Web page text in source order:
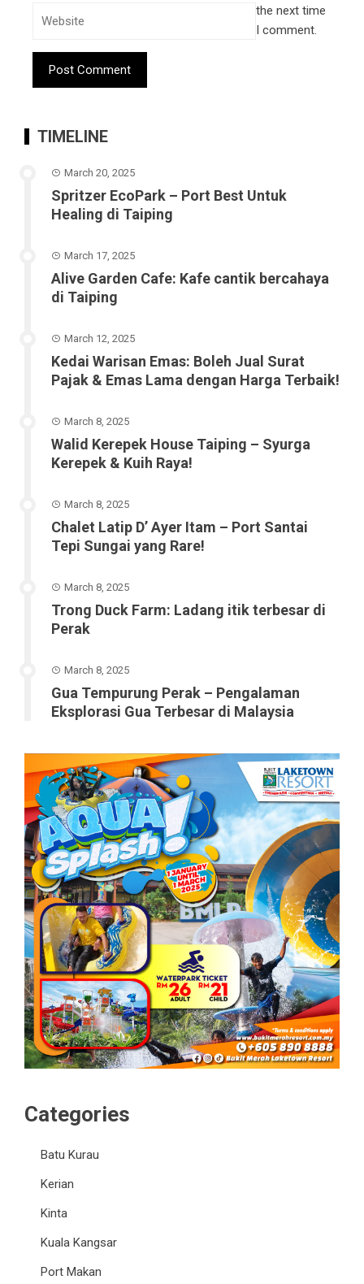
the next time
I comment.
TIMELINE
March 20, 2025
Spritzer EcoPark – Port Best Untuk
Healing di Taiping
March 17, 2025
Alive Garden Cafe: Kafe cantik bercahaya
di Taiping
March 12, 2025
Kedai Warisan Emas: Boleh Jual Surat
Pajak & Emas Lama dengan Harga Terbaik!
March 8, 2025
Walid Kerepek House Taiping – Syurga
Kerepek & Kuih Raya!
March 8, 2025
Chalet Latip D’ Ayer Itam – Port Santai
Tepi Sungai yang Rare!
March 8, 2025
Trong Duck Farm: Ladang itik terbesar di
Perak
March 8, 2025
Gua Tempurung Perak – Pengalaman
Eksplorasi Gua Terbesar di Malaysia
Categories
Batu Kurau
Kerian
Kinta
Kuala Kangsar
Port Makan